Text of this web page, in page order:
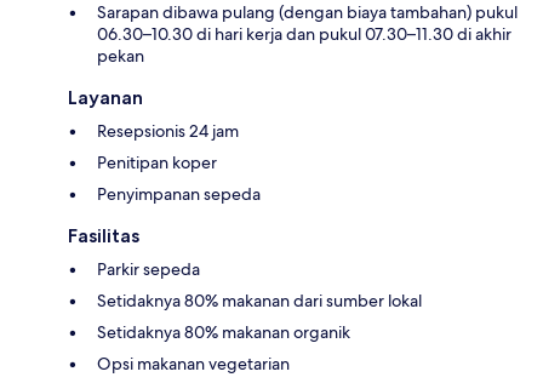
Sarapan dibawa pulang (dengan biaya tambahan) pukul
06.30–10.30 di hari kerja dan pukul 07.30–11.30 di akhir
pekan
Layanan
Resepsionis 24 jam
Penitipan koper
Penyimpanan sepeda
Fasilitas
Parkir sepeda
Setidaknya 80% makanan dari sumber lokal
Setidaknya 80% makanan organik
Opsi makanan vegetarian